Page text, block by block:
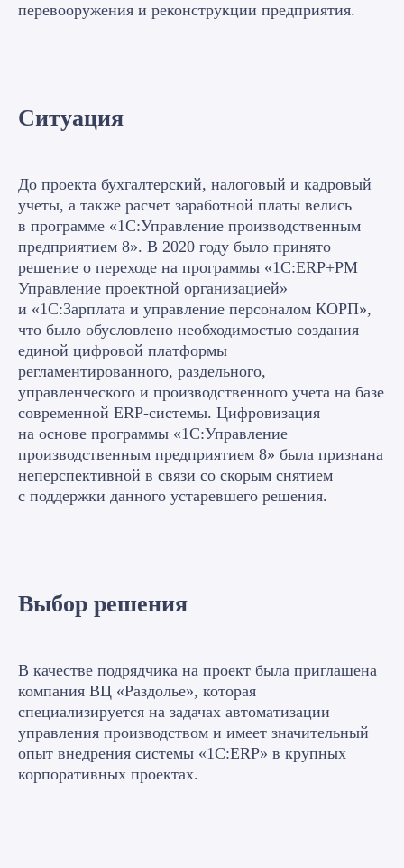
перевооружения и реконструкции предприятия.
Ситуация
До проекта бухгалтерский, налоговый и кадровый
учеты, а также расчет заработной платы велись
в программе «1С:Управление производственным
предприятием 8». В 2020 году было принято
решение о переходе на программы «1С:ERP+PM
Управление проектной организацией»
и «1С:Зарплата и управление персоналом КОРП»,
что было обусловлено необходимостью создания
единой цифровой платформы
регламентированного, раздельного,
управленческого и производственного учета на базе
современной ERP-системы. Цифровизация
на основе программы «1С:Управление
производственным предприятием 8» была признана
неперспективной в связи со скорым снятием
с поддержки данного устаревшего решения.
Выбор решения
В качестве подрядчика на проект была приглашена
компания ВЦ «Раздолье», которая
специализируется на задачах автоматизации
управления производством и имеет значительный
опыт внедрения системы «1С:ERP» в крупных
корпоративных проектах.
Управление продажами
Управление закупками
Управление складом и запасами